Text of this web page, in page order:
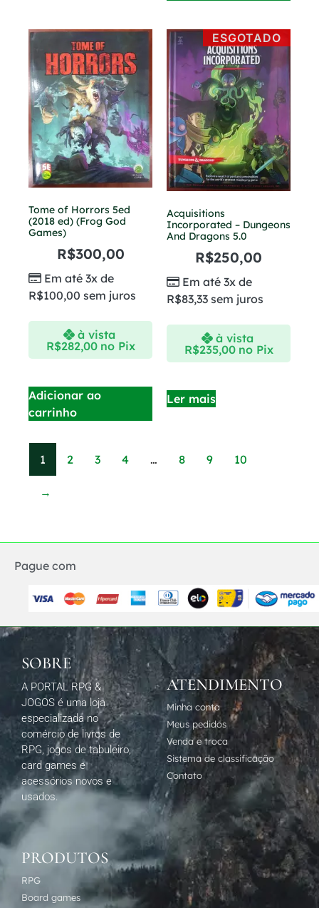
Tome of Horrors 5ed
(2018 ed) (Frog God
Games)
R$300,00
Em até 3x de
R$100,00 sem juros
à vista
R$282,00 no Pix
Adicionar ao
carrinho
ESGOTADO
Acquisitions
Incorporated – Dungeons
And Dragons 5.0
R$250,00
Em até 3x de
R$83,33 sem juros
à vista
R$235,00 no Pix
Ler mais
1 2 3 4 … 8 9 10
→
Pague com
SOBRE
A PORTAL RPG &
JOGOS é uma loja
especializada no
comércio de livros de
RPG, jogos de tabuleiro,
card games e
acessórios novos e
usados.
ATENDIMENTO
Minha conta
Meus pedidos
Venda e troca
Sistema de classificação
Contato
PRODUTOS
RPG
Board games